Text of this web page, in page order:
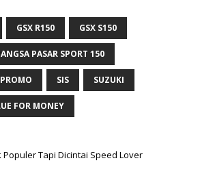
GSX R150 GSX S150
PASAR SPORT 150
SIS SUZUKI
FOR MONEY
Tapi Dicintai Speed Lover